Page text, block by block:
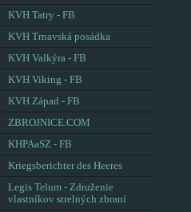
KVH Tatry - FB
KVH Trnavská posádka
KVH Valkýra - FB
KVH Viking - FB
KVH Západ - FB
ZBROJNICE.COM
KHPAaSZ - FB
Kriegsberichter des Heeres
Legis Telum - Združenie
vlastníkov strelných zbraní